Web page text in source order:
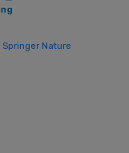
Springer Nature